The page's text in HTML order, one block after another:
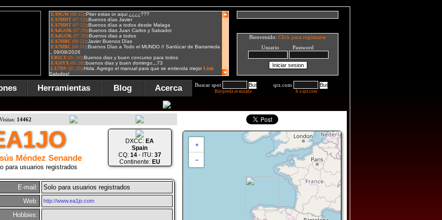
Bienvenido: Click para registrarse
Usuario Password
Herramientas Blog Acerca Buscar spot
Búsqueda avanzada
qrz.com
Ir a qrz.com
Visitas: 14462
+
−
Méndez Senande
para usuarios registrados
DXCC: EA
Spain
CQ: 14- ITU: 37
Continente: EU
E-mail:
Solo para usuarios registrados
Web:
http://www.ea1jo.com
Hobbies: